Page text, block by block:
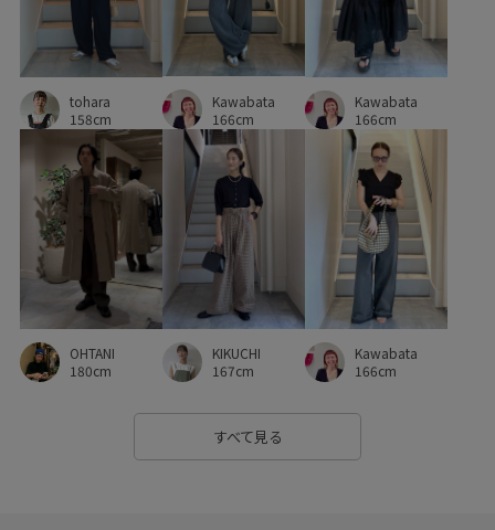
透け感 長財布
tohara
158cm
Kawabata
166cm
Kawabata
166cm
OHTANI
180cm
KIKUCHI
167cm
Kawabata
166cm
すべて見る